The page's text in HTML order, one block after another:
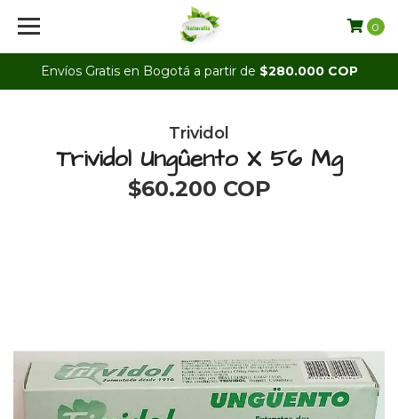
Envíos Gratis en Bogotá a partir de $280.000 COP
0
Trividol
Trividol Ungûento X 56 Mg
$60.200 COP